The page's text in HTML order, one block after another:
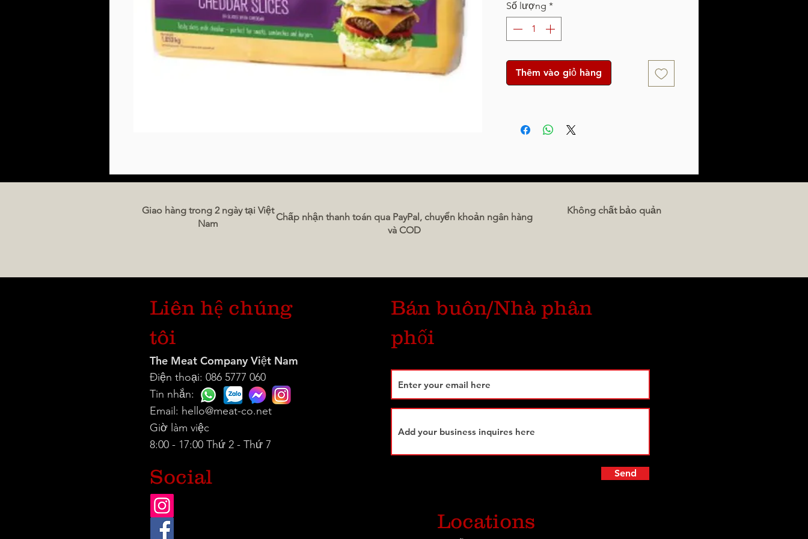
Số lượng *
Thêm vào giỏ hàng
Giao hàng trong 2 ngày tại Việt
Nam
Chấp nhận thanh toán qua PayPal, chuyển khoản ngân hàng
và COD
Không chất bảo quản
Liên hệ chúng
tôi
The Meat Company Việt Nam
Điện thoại: 086 5777 060
Tin nhắn:
Email: hello@meat-co.net
Giờ làm việc
8:00 - 17:00 Thứ 2 - Thứ 7
Social
Bán buôn/Nhà phân
phối
Send
Locations